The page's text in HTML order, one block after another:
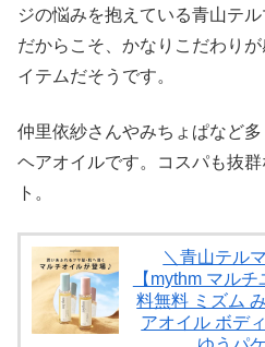
ジの悩みを抱えている青山テ
だからこそ、かなりこだわり
イテムだそうです。
仲里依紗さんやみちょぱなど
ヘアオイルです。コスパも抜
ト。
＼青山テル
【mythm マル
料無料 ミズム
アオイル ボデ